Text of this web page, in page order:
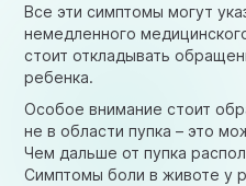
Все эти симптомы могут
немедленного
стоит откладывать
ребенка.
Особое внимание стоит
не в области пупка – это
Чем дальше от пупка
Симптомы боли в животе у